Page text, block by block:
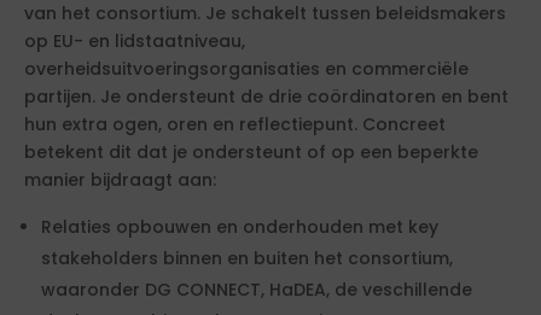
van het consortium. Je schakelt tussen beleidsmakers
op EU- en lidstaatniveau,
overheidsuitvoeringsorganisaties en commerciële
partijen. Je ondersteunt de drie coördinatoren en bent
hun extra ogen, oren en reflectiepunt. Concreet
betekent dit dat je ondersteunt of op een beperkte
manier bijdraagt aan:
Relaties opbouwen en onderhouden met key
stakeholders binnen en buiten het consortium,
waaronder DG CONNECT, HaDEA, de veschillende